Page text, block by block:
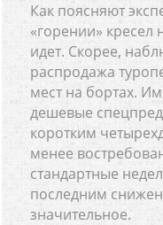
Как поясняют
«горении» кресел
идет. Скорее,
распродажа
мест на бортах.
дешевые
коротким
менее
стандартные
последним
значительное.